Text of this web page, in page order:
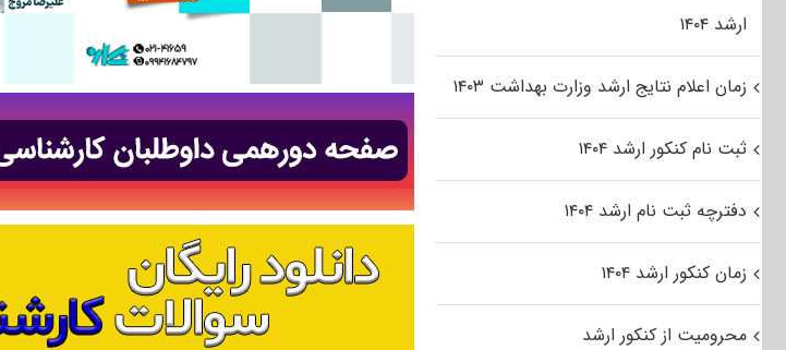
ارشد ۱۴۰۴
زمان اعلام نتایج ارشد وزارت بهداشت ۱۴۰۳
ثبت نام کنکور ارشد ۱۴۰۴
دفترچه ثبت نام ارشد ۱۴۰۴
زمان کنکور ارشد ۱۴۰۴
محرومیت از کنکور ارشد